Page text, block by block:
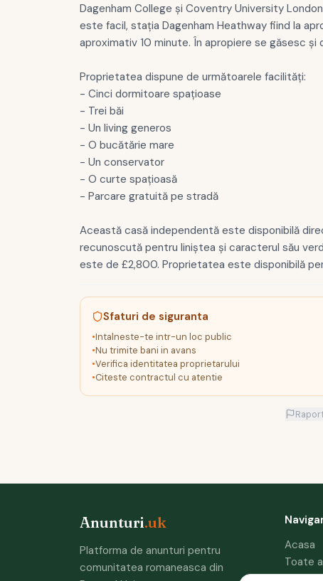
Dagenham College și Coventry University
este facil, stația Dagenham Heathway fiind la
aproximativ 10 minute. În apropiere se găsesc și
Proprietatea dispune de următoarele facilități:
- Cinci dormitoare spațioase
- Trei băi
- Un living generos
- O bucătărie mare
- Un conservator
- O curte spațioasă
- Parcare gratuită pe stradă
Această casă independentă este disponibilă
recunoscută pentru liniștea și caracterul său
este de £2,800. Proprietatea este disponibilă
Sfaturi de siguranta
•Intalneste-te intr-un loc public
•Nu trimite bani in avans
•Verifica identitatea proprietarului
•Citeste contractul cu atentie
Anunturi.uk
Platforma de anunturi pentru
comunitatea romaneasca din
Acasa
Toate